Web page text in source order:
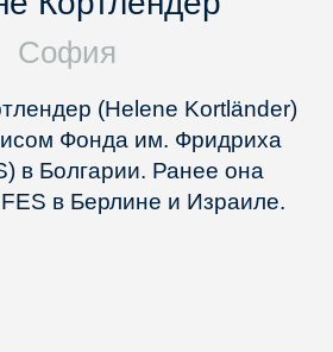
София
(Helene Kortländer)
Фонда им. Фридриха
в Болгарии. Ранее она
в Берлине и Израиле.